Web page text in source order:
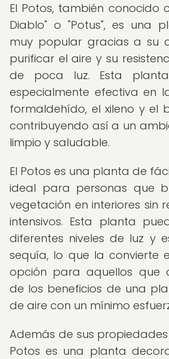
El Potos, también conocido
Diablo" o "Potus", es una
muy popular gracias a su
purificar el aire y su
de poca luz. Esta
especialmente efectiva en
formaldehído, el xileno y el
contribuyendo así a un
limpio y saludable.
El Potos es una planta de
ideal para personas que
vegetación en interiores sin
intensivos. Esta planta
diferentes niveles de luz y
sequía, lo que la convierte
opción para aquellos que
de los beneficios de una
de aire con un mínimo
Además de sus
Potos es una planta